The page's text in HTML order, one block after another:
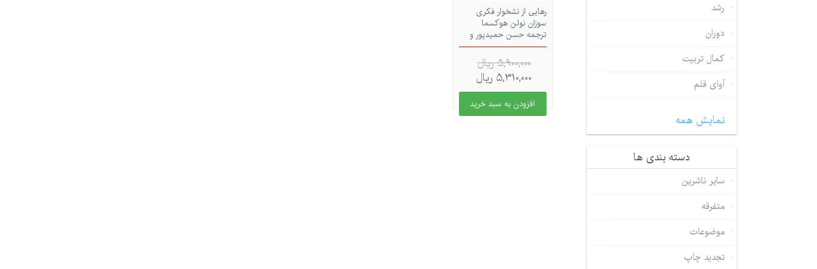
رشد
دوران
کمال تربیت
آوای قلم
نمایش همه
دسته بندی ها
سایر ناشرین
متفرقه
موضوعات
تجدید چاپ
رهایی از نشخوار فکری
سوزان نولن هوکسما
ترجمه حسن حمیدپور و
زهرا اندوز
5,900,000 ريال
5,310,000 ريال